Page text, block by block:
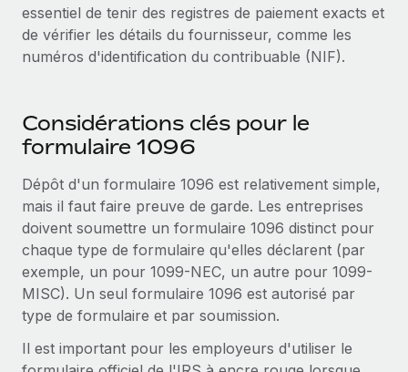
En savoir plus
essentiel de tenir des registres de paiement exacts et
de vérifier les détails du fournisseur, comme les
numéros d'identification du contribuable (NIF).
Considérations clés pour le
formulaire 1096
Dépôt d'un formulaire 1096 est relativement simple,
mais il faut faire preuve de garde. Les entreprises
doivent soumettre un formulaire 1096 distinct pour
chaque type de formulaire qu'elles déclarent (par
exemple, un pour 1099-NEC, un autre pour 1099-
MISC). Un seul formulaire 1096 est autorisé par
type de formulaire et par soumission.
Il est important pour les employeurs d'utiliser le